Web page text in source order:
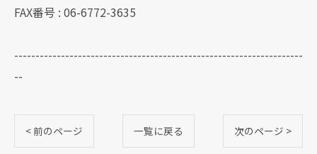
FAX番号 : 06-6772-3635
--------------------------------------------------------------------
--
< 前のページ 一覧に戻る 次のページ >